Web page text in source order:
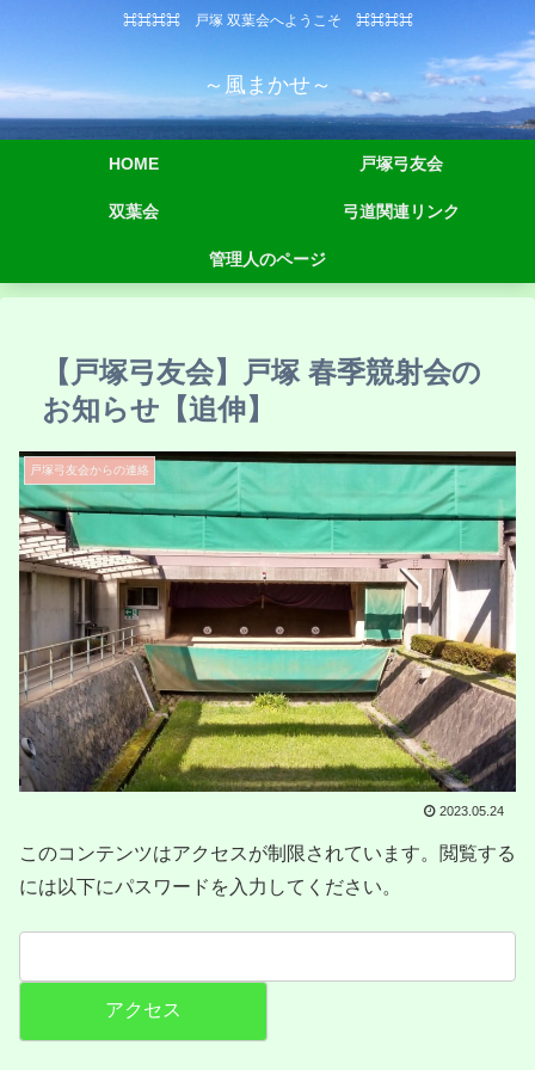
⌘⌘⌘⌘ 戸塚 双葉会へようこそ ⌘⌘⌘⌘
～風まかせ～
HOME 戸塚弓友会
双葉会 弓道関連リンク
管理人のページ
【戸塚弓友会】戸塚 春季競射会の
お知らせ【追伸】
戸塚弓友会からの連絡
2023.05.24
このコンテンツはアクセスが制限されています。閲覧する
には以下にパスワードを入力してください。